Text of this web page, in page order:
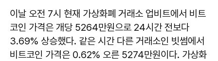
이날 오전 7시 현재 가상화폐 거래소 업비트에서 비트
코인 가격은 개당 5264만원으로 24시간 전보다
3.69% 상승했다. 같은 시간 다른 거래소인 빗썸에서
비트코인 가격은 0.62% 오른 5274만원이다. 가상화